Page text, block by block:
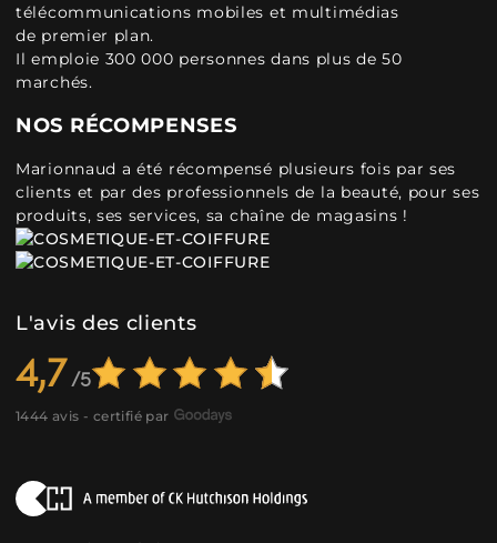
télécommunications mobiles et multimédias
de premier plan.
Il emploie 300 000 personnes dans plus de 50
marchés.
NOS RÉCOMPENSES
Marionnaud a été récompensé plusieurs fois par ses
clients et par des professionnels de la beauté, pour ses
produits, ses services, sa chaîne de magasins !
L'avis des clients
4,7
1444 avis - certifié par